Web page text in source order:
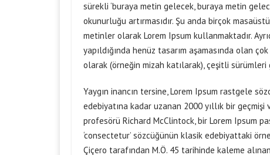
sürekli ‘buraya metin gelecek, buraya metin
okunurluğu artırmasıdır. Şu anda birçok
metinler olarak Lorem Ipsum kullanmaktadır.
yapıldığında henüz tasarım aşamasında olan
olarak (örneğin mizah katılarak), çeşitli sürümleri
Yaygın inancın tersine, Lorem Ipsum rastgele
edebiyatına kadar uzanan 2000 yıllık bir geçmişi
profesörü Richard McClintock, bir Lorem Ipsum
‘consectetur’ sözcüğünün klasik edebiyattaki
Çiçero tarafından M.Ö. 45 tarihinde kaleme